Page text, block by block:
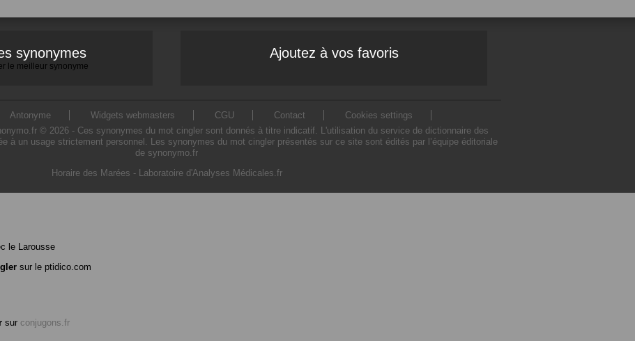
synonymes
le meilleur synonyme
Ajoutez à vos favoris
Antonyme Widgets webmasters CGU Contact
Cookies settings
© 2026 - Ces synonymes du mot cingler sont donnés à titre indicatif. L'utilisation du service de dictionnaire des
à un usage strictement personnel. Les synonymes du mot cingler présentés sur ce site sont édités par l’équipe éditoriale
de synonymo.fr
Horaire des Marées - Laboratoire d'Analyses Médicales.fr
le Larousse
sur le ptidico.com
sur conjugons.fr